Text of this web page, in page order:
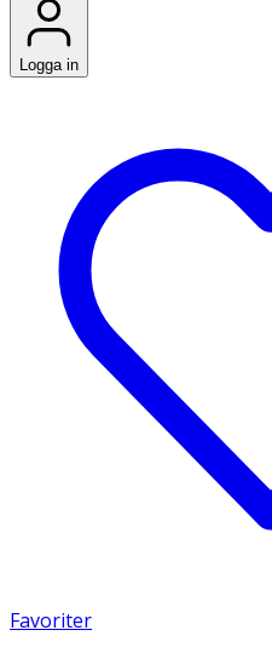
Logga in
Favoriter